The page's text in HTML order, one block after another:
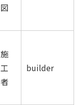
図
施
工
者
builder